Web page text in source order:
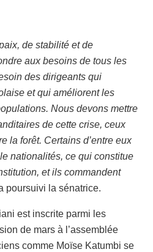
de stabilité et de
aux besoins de tous les
des dirigeants qui
et qui améliorent les
Nous devons mettre
de cette crise, ceux
la forêt. Certains d’entre eux
nationalités, ce qui constitue
et ils commandent
poursuivi la sénatrice.
est inscrite parmi les
de mars à l’assemblée
comme Moïse Katumbi se